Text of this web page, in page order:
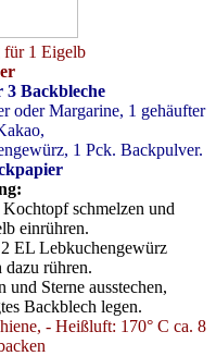
für 1 Eigelb
Backbleche
oder Margarine, 1 gehäufter
1 Pck. Backpulver.
schmelzen und
einrühren.
EL Lebkuchengewürz
dazu rühren.
Sterne ausstechen,
Backblech legen.
- Heißluft: 170° C ca. 8